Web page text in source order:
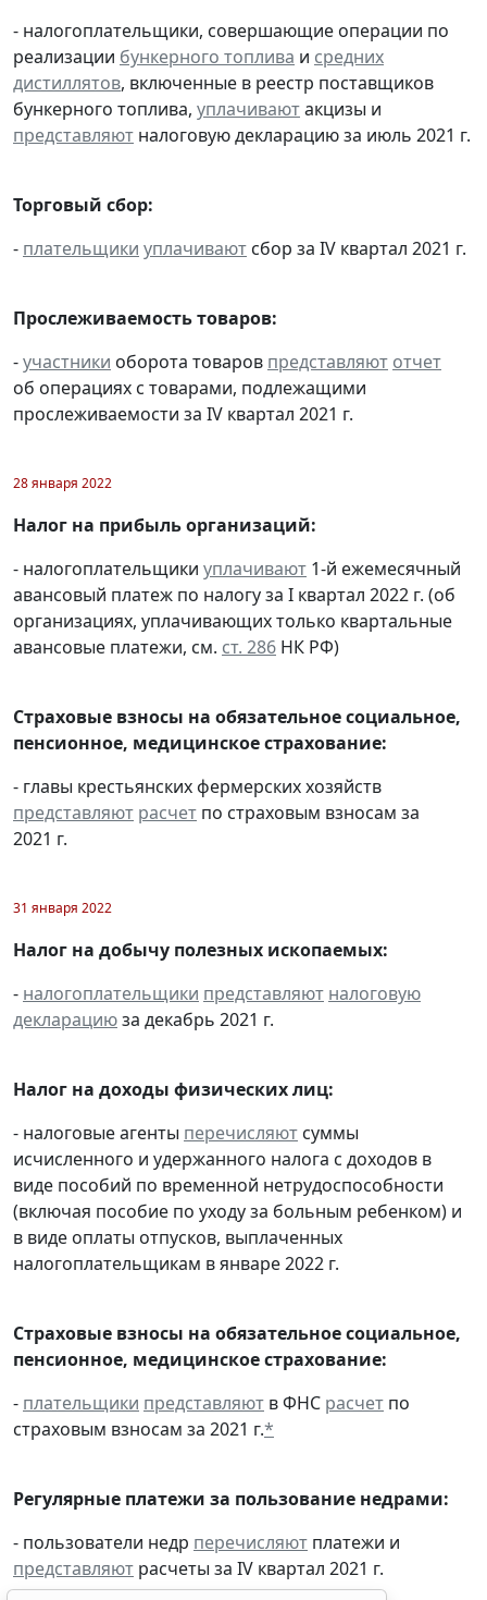
- налогоплательщики, совершающие операции по
реализации бункерного топлива и средних
дистиллятов, включенные в реестр поставщиков
бункерного топлива, уплачиваютакцизы и
представляют налоговую декларацию за июль 2021 г.
Торговый сбор:
- плательщики уплачивают сбор за IV квартал 2021 г.
Прослеживаемость товаров:
-участники оборота товаров представляют отчет
об операциях с товарами, подлежащими
прослеживаемости за IV квартал 2021 г.
28 января 2022
Налог на прибыль организаций:
- налогоплательщики уплачивают 1-й ежемесячный
авансовый платеж по налогу за I квартал 2022 г. (об
организациях, уплачивающих только квартальные
авансовые платежи, см. ст. 286 НК РФ)
Страховые взносы на обязательное социальное,
пенсионное, медицинское страхование:
- главы крестьянских фермерских хозяйств
представляют расчет по страховым взносам за
2021 г.
31 января 2022
Налог на добычу полезных ископаемых:
- налогоплательщики представляют налоговую
декларациюза декабрь 2021 г.
Налог на доходы физических лиц:
- налоговые агенты перечисляют суммы
исчисленного и удержанного налога с доходов в
виде пособий по временной нетрудоспособности
(включая пособие по уходу за больным ребенком) и
в виде оплаты отпусков, выплаченных
налогоплательщикам в январе 2022 г.
Страховые взносы на обязательное социальное,
пенсионное, медицинское страхование:
- плательщики представляют в ФНС расчет по
страховым взносам за 2021 г.*
Регулярные платежи за пользование недрами:
- пользователи недр перечисляют платежи и
представляют расчеты за IV квартал 2021 г.